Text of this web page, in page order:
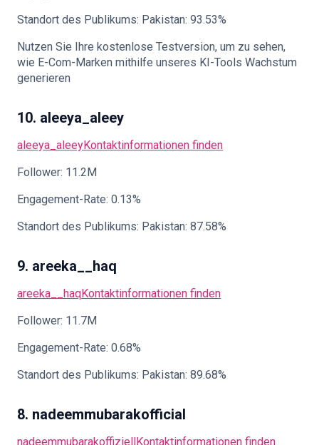
Standort des Publikums: Pakistan: 93.53%
Nutzen Sie Ihre kostenlose Testversion, um zu sehen,
wie E-Com-Marken mithilfe unseres KI-Tools Wachstum
generieren
10. aleeya_aleey
aleeya_aleeyKontaktinformationen finden
Follower: 11.2M
Engagement-Rate: 0.13%
Standort des Publikums: Pakistan: 87.58%
9. areeka__haq
areeka__haqKontaktinformationen finden
Follower: 11.7M
Engagement-Rate: 0.68%
Standort des Publikums: Pakistan: 89.68%
8. nadeemmubarakofficial
nadeemmubarakoffiziellKontaktinformationen finden